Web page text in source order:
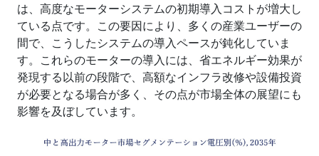
は、高度なモーターシステムの初期導入コストが増大し
ている点です。この要因により、多くの産業ユーザーの
間で、こうしたシステムの導入ペースが鈍化していま
す。これらのモーターの導入には、省エネルギー効果が
発現する以前の段階で、高額なインフラ改修や設備投資
が必要となる場合が多く、その点が市場全体の展望にも
影響を及ぼしています。